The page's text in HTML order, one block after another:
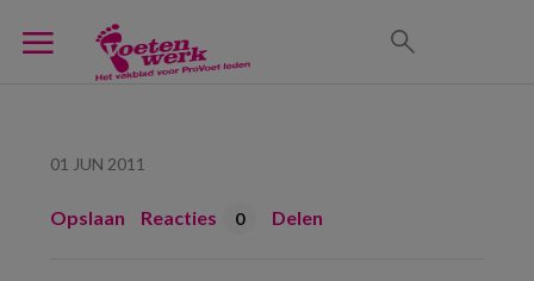
01 JUN 2011
Opslaan Reacties 0 Delen